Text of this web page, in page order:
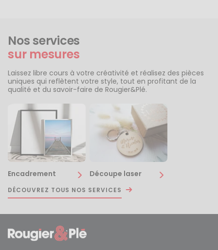
Nos services
sur mesures
Laissez libre cours à votre créativité et réalisez des pièces
uniques qui reflètent votre style, tout en profitant de la
qualité et du savoir-faire de Rougier&Plé.
Encadrement Découpe laser
DÉCOUVREZ TOUS NOS SERVICES